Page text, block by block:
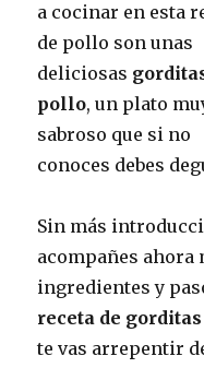
a cocinar en esta
de pollo son unas
deliciosas
pollo, un plato
sabroso que si no
conoces debes
Sin más
acompañes ahora
ingredientes y
receta de
te vas arrepentir